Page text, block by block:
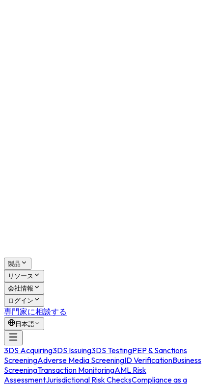
製品
リソース
会社情報
ログイン
専門家に相談する
日本語
3DS Acquiring3DS Issuing3DS TestingPEP & Sanctions
ScreeningAdverse Media ScreeningID VerificationBusiness
ScreeningTransaction MonitoringAML Risk
AssessmentJurisdictional Risk ChecksCompliance as a